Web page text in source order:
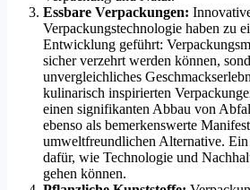
Essbare Verpackungen:
Verpackungstechnologie haben zu
Entwicklung geführt:
sicher verzehrt werden können,
unvergleichliches
kulinarisch inspirierten
einen signifikanten Abbau von
ebenso als bemerkenswerte
umweltfreundlichen Alternative. Ein
dafür, wie Technologie und
gehen können.